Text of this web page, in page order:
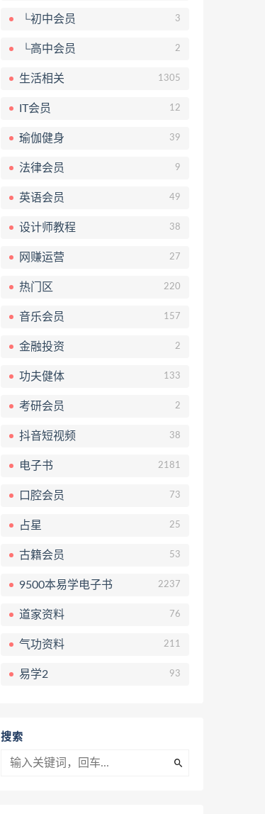
└初中会员 3
└高中会员 2
生活相关 1305
IT会员 12
瑜伽健身 39
法律会员 9
英语会员 49
设计师教程 38
网赚运营 27
热门区 220
音乐会员 157
金融投资 2
功夫健体 133
考研会员 2
抖音短视频 38
电子书 2181
口腔会员 73
占星 25
古籍会员 53
9500本易学电子书 2237
道家资料 76
气功资料 211
易学2 93
搜索